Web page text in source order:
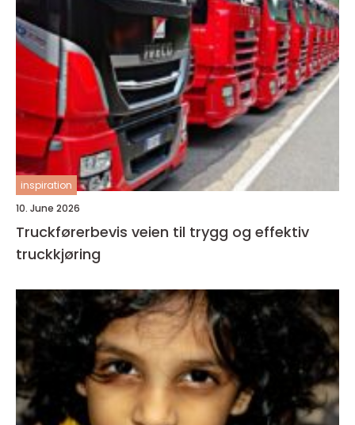
inspiration
10. June 2026
Truckførerbevis veien til trygg og effektiv
truckkjøring